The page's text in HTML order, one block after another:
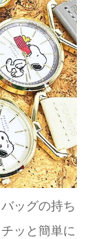
ッグの持ち
ッと簡単に